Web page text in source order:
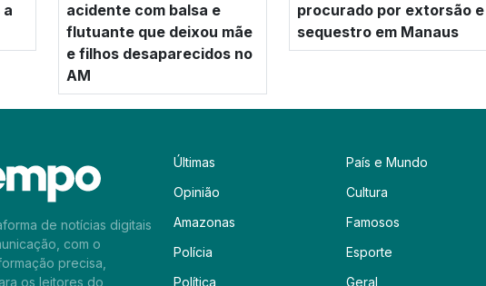
acidente com balsa e
flutuante que deixou mãe
e filhos desaparecidos no
AM
procurado por extorsão e
sequestro em Manaus
de notícias digitais
com o
precisa,
os leitores do
Últimas
Opinião
Amazonas
Polícia
Política
País e Mundo
Cultura
Famosos
Esporte
Geral